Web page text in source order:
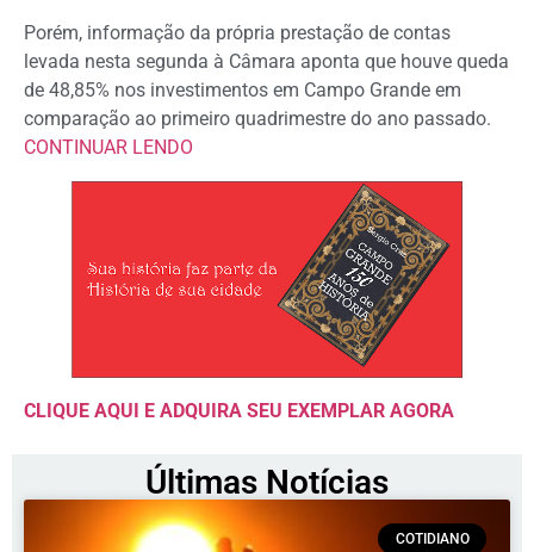
Porém, informação da própria prestação de contas
levada nesta segunda à Câmara aponta que houve queda
de 48,85% nos investimentos em Campo Grande em
comparação ao primeiro quadrimestre do ano passado.
CONTINUAR LENDO
CLIQUE AQUI E ADQUIRA SEU EXEMPLAR AGORA
Últimas Notícias
COTIDIANO